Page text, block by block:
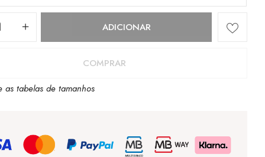
ADICIONAR
COMPRAR
as tabelas de tamanhos